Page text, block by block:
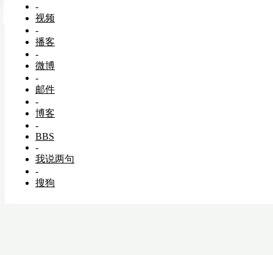
-
视频
-
播客
-
微博
-
邮件
-
博客
-
BBS
-
我说两句
-
搜狗